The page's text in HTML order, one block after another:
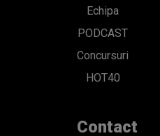
Echipa
PODCAST
Concursuri
HOT40
Contact